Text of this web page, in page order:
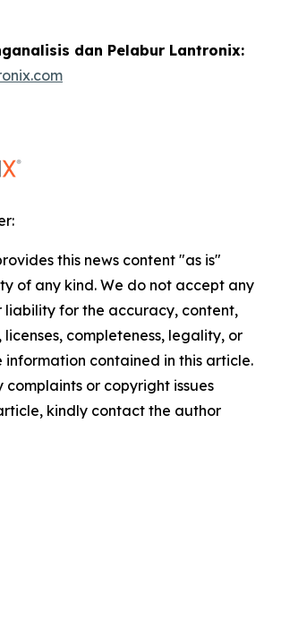
dan Pelabur Lantronix:
this news content "as is"
of any kind. We do not accept any
liability for the accuracy, content,
licenses, completeness, legality, or
contained in this article.
or copyright issues
kindly contact the author